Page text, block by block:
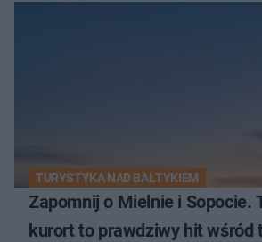
TURYSTYKA NAD BAŁTYKIEM
Zapomnij o Mielnie i Sopocie.
kurort to prawdziwy hit wśród